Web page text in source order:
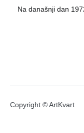
Na današnji dan
Copyright © ArtKvart